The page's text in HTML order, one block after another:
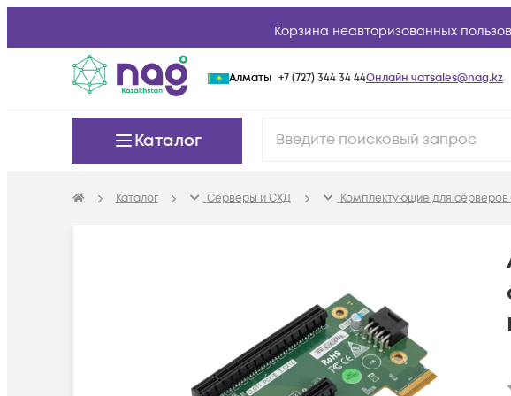
Корзина неавторизованных
Алматы +7 (727) 344 34 44Онлайн чатsales@nag.kz
Каталог
Каталог Серверы и СХД Комплектующие для